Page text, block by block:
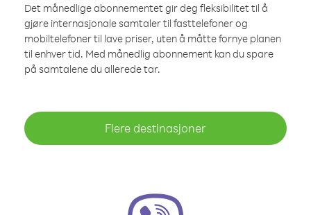
Det månedlige abonnementet gir deg fleksibilitet til å
gjøre internasjonale samtaler til fasttelefoner og
mobiltelefoner til lave priser, uten å måtte fornye planen
til enhver tid. Med månedlig abonnement kan du spare
på samtalene du allerede tar.
Flere destinasjoner